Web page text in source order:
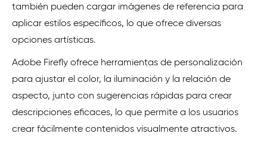
también pueden cargar imágenes de referencia para
aplicar estilos específicos, lo que ofrece diversas
opciones artísticas.
Adobe Firefly ofrece herramientas de personalización
para ajustar el color, la iluminación y la relación de
aspecto, junto con sugerencias rápidas para crear
descripciones eficaces, lo que permite a los usuarios
crear fácilmente contenidos visualmente atractivos.